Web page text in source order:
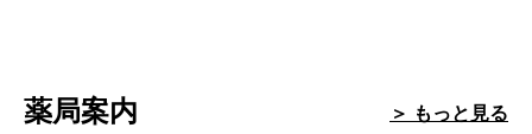
薬局案内 ＞ もっと見る